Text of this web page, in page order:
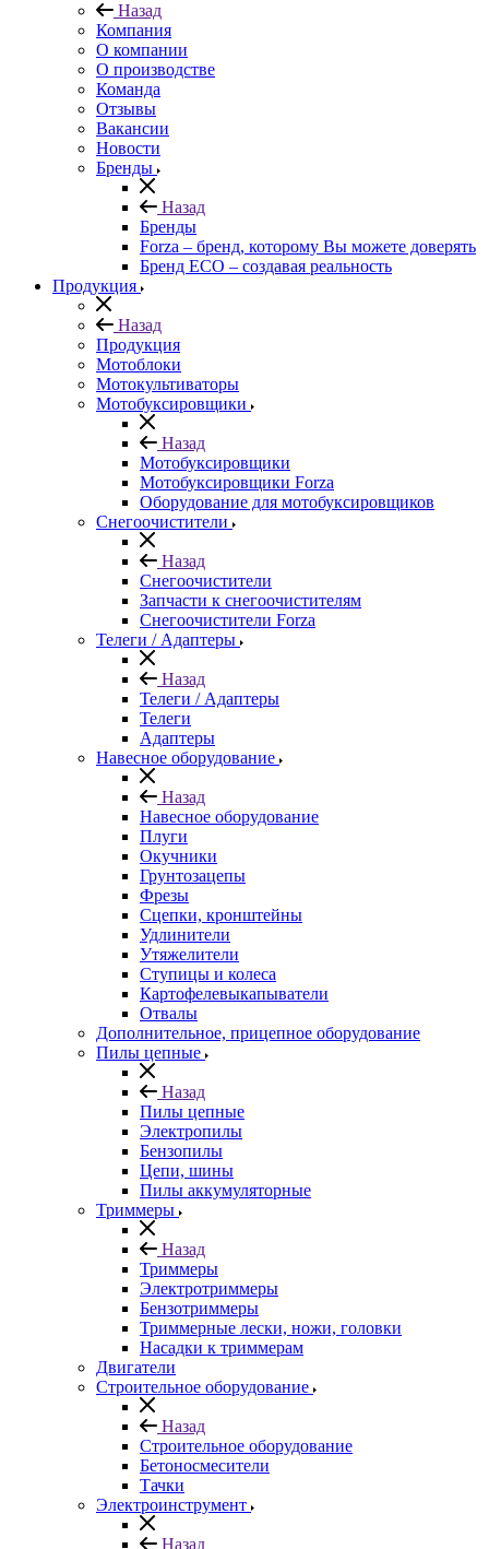
Назад
Компания
О компании
О производстве
Команда
Отзывы
Вакансии
Новости
Бренды
Назад
Бренды
Forza – бренд, которому Вы можете доверять
Бренд ECO – создавая реальность
Продукция
Назад
Продукция
Мотоблоки
Мотокультиваторы
Мотобуксировщики
Назад
Мотобуксировщики
Мотобуксировщики Forza
Оборудование для мотобуксировщиков
Снегоочистители
Назад
Снегоочистители
Запчасти к снегоочистителям
Снегоочистители Forza
Телеги / Адаптеры
Назад
Телеги / Адаптеры
Телеги
Адаптеры
Навесное оборудование
Назад
Навесное оборудование
Плуги
Окучники
Грунтозацепы
Фрезы
Сцепки, кронштейны
Удлинители
Утяжелители
Ступицы и колеса
Картофелевыкапыватели
Отвалы
Дополнительное, прицепное оборудование
Пилы цепные
Назад
Пилы цепные
Электропилы
Бензопилы
Цепи, шины
Пилы аккумуляторные
Триммеры
Назад
Триммеры
Электротриммеры
Бензотриммеры
Триммерные лески, ножи, головки
Насадки к триммерам
Двигатели
Строительное оборудование
Назад
Строительное оборудование
Бетоносмесители
Тачки
Электроинструмент
Назад